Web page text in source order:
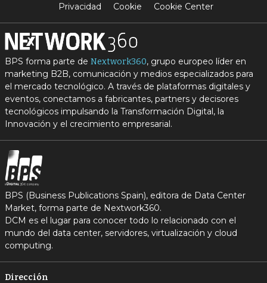
Privacidad
Cookie Cookie Center
BPS forma parte de Nextwork360, grupo europeo líder en
marketing B2B, comunicación y medios especializados para
el mercado tecnológico. A través de plataformas digitales y
eventos, conectamos a fabricantes, partners y decisores
tecnológicos impulsando la Transformación Digital, la
Innovación y el crecimiento empresarial.
BPS (Business Publications Spain), editora de Data Center
Market, forma parte de Nextwork360.
DCM es el lugar para conocer todo lo relacionado con el
mundo del data center, servidores, virtualización y cloud
computing.
Dirección